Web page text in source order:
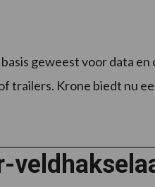
geweest voor data
trailers. Krone biedt nu